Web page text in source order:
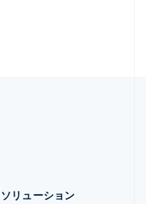
ソリューション